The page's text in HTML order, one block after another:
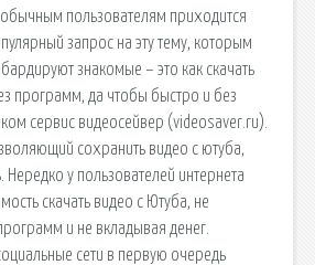
пользователям приходится
запрос на эту тему, которым
знакомые – это как скачать
программ, да чтобы быстро и без
сервис видеосейвер (videosaver.ru).
сохранить видео с ютуба,
Нередко у пользователей интернета
скачать видео с Ютуба, не
и не вкладывая денег.
сети в первую очередь